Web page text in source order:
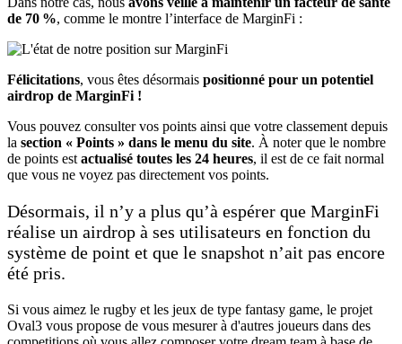
de 70 %, comme le montre l’interface de MarginFi :
Félicitations, vous êtes désormais positionné pour un potentiel
airdrop de MarginFi !
Vous pouvez consulter vos points ainsi que votre classement depuis
la section « Points » dans le menu du site. À noter que le nombre
de points est actualisé toutes les 24 heures, il est de ce fait normal
que vous ne voyez pas directement vos points.
Désormais, il n’y a plus qu’à espérer que MarginFi
réalise un airdrop à ses utilisateurs en fonction du
système de point et que le snapshot n’ait pas encore
été pris.
Si vous aimez le rugby et les jeux de type fantasy game, le projet
Oval3 vous propose de vous mesurer à d'autres joueurs dans des